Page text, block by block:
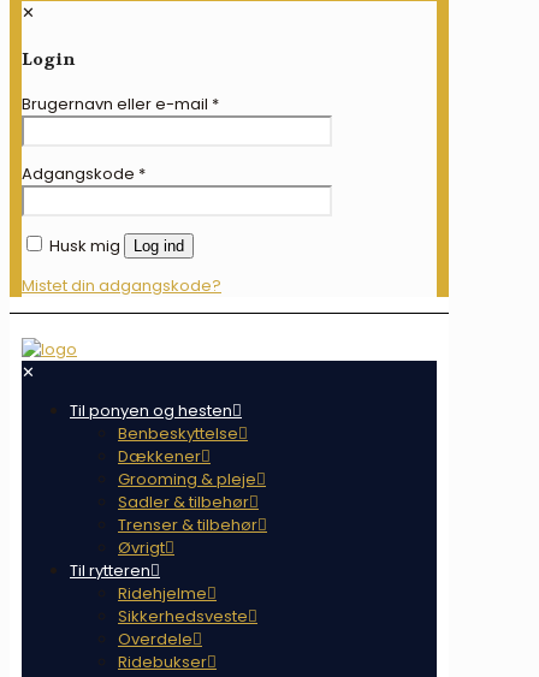
✕
Login
Brugernavn eller e-mail *
Adgangskode *
Husk mig Log ind
Mistet din adgangskode?
✕
Til ponyen og hesten
Benbeskyttelse
Dækkener
Grooming & pleje
Sadler & tilbehør
Trenser & tilbehør
Øvrigt
Til rytteren
Ridehjelme
Sikkerhedsveste
Overdele
Ridebukser